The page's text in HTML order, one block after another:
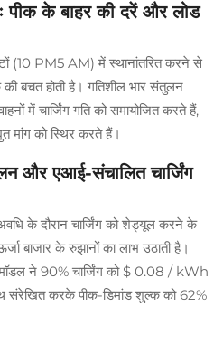
पीक के बाहर की दरें और लोड
(10 PM5 AM) में स्थानांतरित करने से
बचत होती है। गतिशील भार संतुलन
में चार्जिंग गति को समायोजित करते हैं,
मांग को स्थिर करते हैं।
और एआई-संचालित चार्जिंग
के दौरान चार्जिंग को शेड्यूल करने के
बाजार के रुझानों का लाभ उठाती है।
ने 90% चार्जिंग को $ 0.08 / kWh
संरेखित करके पीक-डिमांड शुल्क को 62%